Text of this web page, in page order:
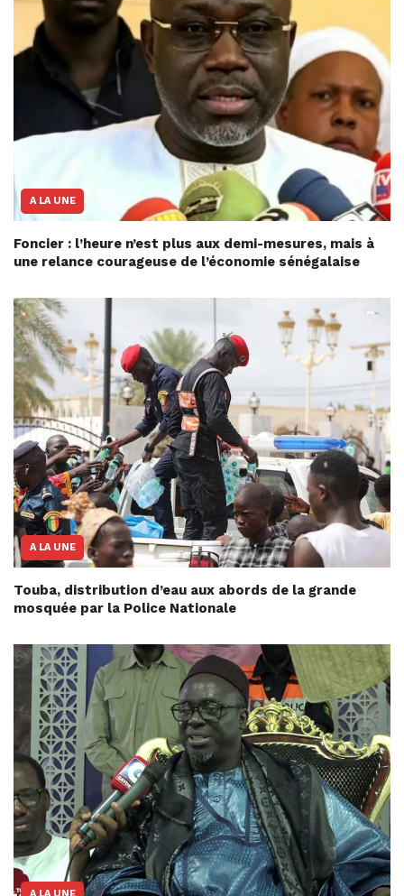
A LA UNE
Foncier : l’heure n’est plus aux demi-mesures, mais à
une relance courageuse de l’économie sénégalaise
A LA UNE
Touba, distribution d’eau aux abords de la grande
mosquée par la Police Nationale